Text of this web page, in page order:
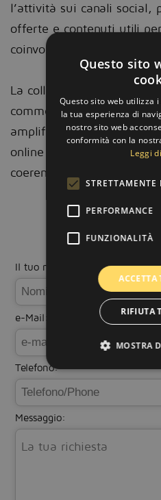
l’attività sui canali social,
offerte e contenuti utili
coinvolgimento e
La collaborazione combina
commerciale e capacità
amplificando l’impatto
online e offrendo ai clienti
coerente, moderna e in
Il tuo nome:
e-Mail:
Telefono:
Messaggio:
Questo sito
Questo sito web utilizza
la tua esperienza di
nostro sito web
conformità con la
Leggi
STRETTAMENTE
PERFORMANCE
FUNZIONALITÀ
ACCETTA
RIFIUTA
MOSTRA